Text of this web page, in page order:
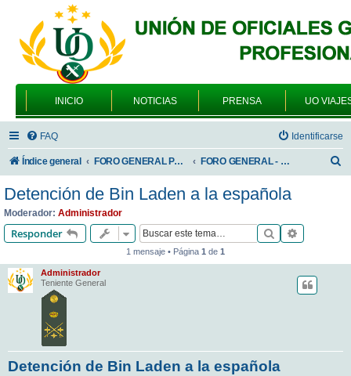
INICIO NOTICIAS PRENSA UO
FAQ Identificarse
Índice general FORO GENERAL PARA TODOS LOS USUARIOS FORO GENERAL - SONRIA, POR FAVOR
r
Detención de Bin Laden a la española
Moderador: Administrador
Responder Buscar
1 mensaje • Página 1 de 1
Administrador
Teniente General
Detención de Bin Laden a la española